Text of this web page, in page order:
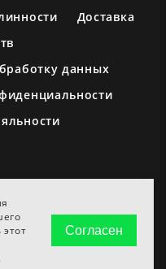
Согласен
Доставка
данных